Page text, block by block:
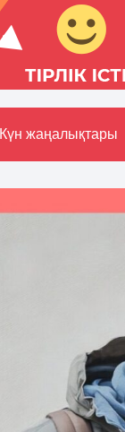
Күн жаңалықтары